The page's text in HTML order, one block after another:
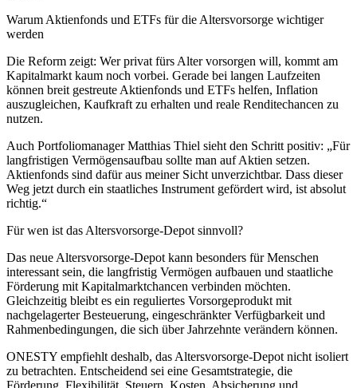
Warum Aktienfonds und ETFs für die Altersvorsorge wichtiger
werden
Die Reform zeigt: Wer privat fürs Alter vorsorgen will, kommt am
Kapitalmarkt kaum noch vorbei. Gerade bei langen Laufzeiten
können breit gestreute Aktienfonds und ETFs helfen, Inflation
auszugleichen, Kaufkraft zu erhalten und reale Renditechancen zu
nutzen.
Auch Portfoliomanager Matthias Thiel sieht den Schritt positiv: „Für
langfristigen Vermögensaufbau sollte man auf Aktien setzen.
Aktienfonds sind dafür aus meiner Sicht unverzichtbar. Dass dieser
Weg jetzt durch ein staatliches Instrument gefördert wird, ist absolut
richtig.“
Für wen ist das Altersvorsorge-Depot sinnvoll?
Das neue Altersvorsorge-Depot kann besonders für Menschen
interessant sein, die langfristig Vermögen aufbauen und staatliche
Förderung mit Kapitalmarktchancen verbinden möchten.
Gleichzeitig bleibt es ein reguliertes Vorsorgeprodukt mit
nachgelagerter Besteuerung, eingeschränkter Verfügbarkeit und
Rahmenbedingungen, die sich über Jahrzehnte verändern können.
ONESTY empfiehlt deshalb, das Altersvorsorge-Depot nicht isoliert
zu betrachten. Entscheidend sei eine Gesamtstrategie, die
Förderung, Flexibilität, Steuern, Kosten, Absicherung und